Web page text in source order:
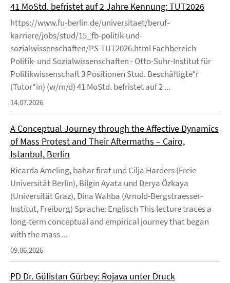
41 MoStd. befristet auf 2 Jahre Kennung: TUT2026
https://www.fu-berlin.de/universitaet/beruf-
karriere/jobs/stud/15_fb-politik-und-
sozialwissenschaften/PS-TUT2026.html Fachbereich
Politik- und Sozialwissenschaften - Otto-Suhr-Institut für
Politikwissenschaft 3 Positionen Stud. Beschäftigte*r
(Tutor*in) (w/m/d) 41 MoStd. befristet auf 2 ...
14.07.2026
A Conceptual Journey through the Affective Dynamics
of Mass Protest and Their Aftermaths – Cairo,
Istanbul, Berlin
Ricarda Ameling, bahar firat und Cilja Harders (Freie
Universität Berlin), Bilgin Ayata und Derya Özkaya
(Universität Graz), Dina Wahba (Arnold-Bergstraesser-
Institut, Freiburg) Sprache: Englisch This lecture traces a
long-term conceptual and empirical journey that began
with the mass ...
09.06.2026
PD Dr. Gülistan Gürbey: Rojava unter Druck